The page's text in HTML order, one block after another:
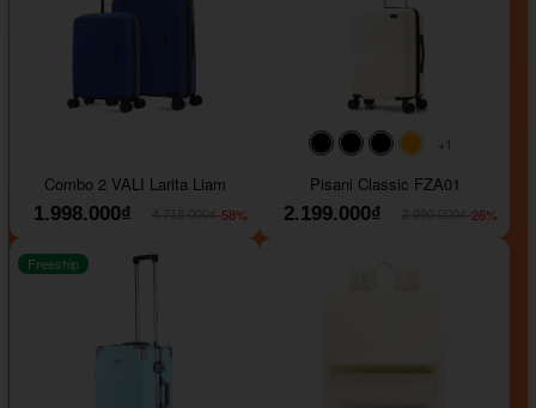
Combo 2 VALI Larita Liam
1.998.000₫
-58%
#000000#000000#000000
+1
Pisani Classic FZA01
2.199.000₫
-26%
Freeship